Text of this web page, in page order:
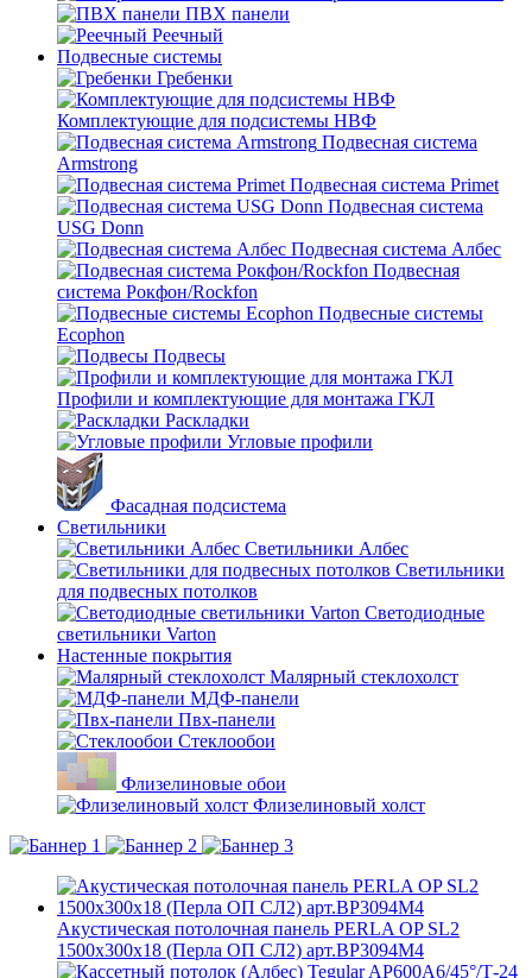
ПВХ панели
Реечный
Подвесные системы
Гребенки
Комплектующие для подсистемы НВФ
Подвесная система
Armstrong
Подвесная система Primet
Подвесная система
USG Donn
Подвесная система Албес
Подвесная
система Рокфон/Rockfon
Подвесные системы
Ecophon
Подвесы
Профили и комплектующие для монтажа ГКЛ
Раскладки
Угловые профили
Фасадная подсистема
Светильники
Светильники Албес
Светильники
для подвесных потолков
Светодиодные
светильники Varton
Настенные покрытия
Малярный стеклохолст
МДФ-панели
Пвх-панели
Стеклообои
Флизелиновые обои
Флизелиновый холст
Акустическая потолочная панель PERLA OP SL2
1500х300х18 (Перла ОП СЛ2) арт.BP3094M4